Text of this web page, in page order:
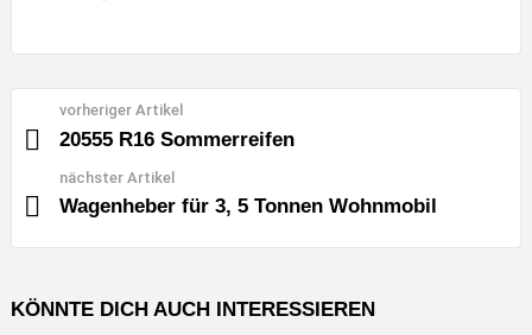
more
vorheriger Artikel
20555 R16 Sommerreifen
nächster Artikel
Wagenheber für 3, 5 Tonnen Wohnmobil
KÖNNTE DICH AUCH INTERESSIEREN